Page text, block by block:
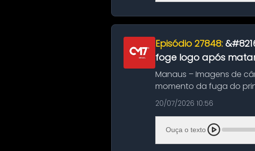
Episódio 27848:
foge logo após
Manaus – Imagens de
momento da fuga do
noite deste último d...
20/07/2026 10:56
Ouça o texto